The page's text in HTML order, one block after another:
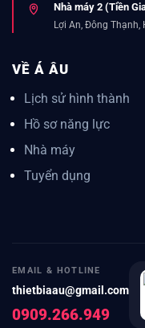
Nhà máy 2 (Tiền
Lợi An, Đông Thạnh,
VỀ Á ÂU
Lịch sử hình thành
Hồ sơ năng lực
Nhà máy
Tuyển dụng
EMAIL & HOTLINE
thietbiaau@gmail.com
0909.266.949